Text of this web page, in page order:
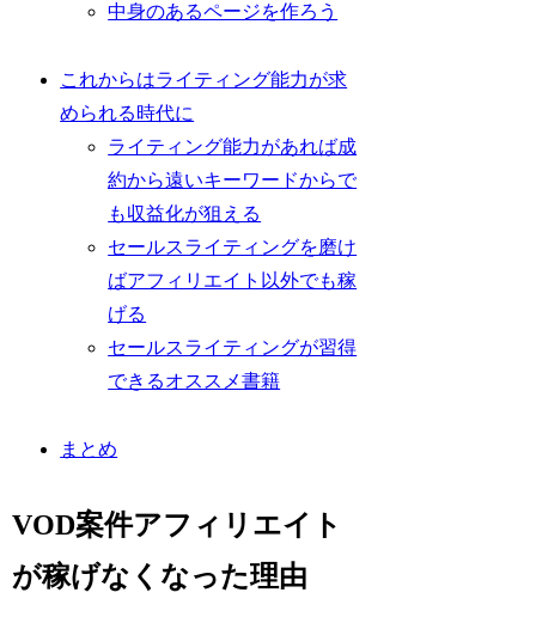
中身のあるページを作ろう
これからはライティング能力が求
められる時代に
ライティング能力があれば成
約から遠いキーワードからで
も収益化が狙える
セールスライティングを磨け
ばアフィリエイト以外でも稼
げる
セールスライティングが習得
できるオススメ書籍
まとめ
VOD案件アフィリエイト
が稼げなくなった理由